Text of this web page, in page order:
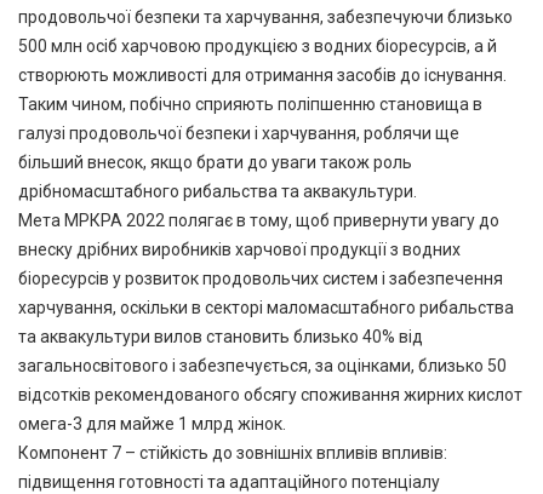
продовольчої безпеки та харчування, забезпечуючи близько
500 млн осіб харчовою продукцією з водних біоресурсів, а й
створюють можливості для отримання засобів до існування.
Таким чином, побічно сприяють поліпшенню становища в
галузі продовольчої безпеки і харчування, роблячи ще
більший внесок, якщо брати до уваги також роль
дрібномасштабного рибальства та аквакультури.
Мета МРКРА 2022 полягає в тому, щоб привернути увагу до
внеску дрібних виробників харчової продукції з водних
біоресурсів у розвиток продовольчих систем і забезпечення
харчування, оскільки в секторі маломасштабного рибальства
та аквакультури вилов становить близько 40% від
загальносвітового і забезпечується, за оцінками, близько 50
відсотків рекомендованого обсягу споживання жирних кислот
омега-3 для майже 1 млрд жінок.
Компонент 7 – стійкість до зовнішніх впливів впливів:
підвищення готовності та адаптаційного потенціалу